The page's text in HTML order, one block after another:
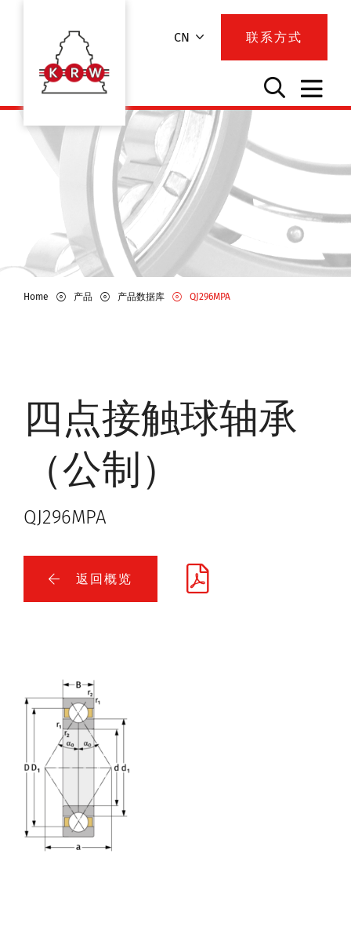
CN 联系方式
Home 产品 产品数据库 QJ296MPA
四点接触球轴承
（公制）
QJ296MPA
返回概览